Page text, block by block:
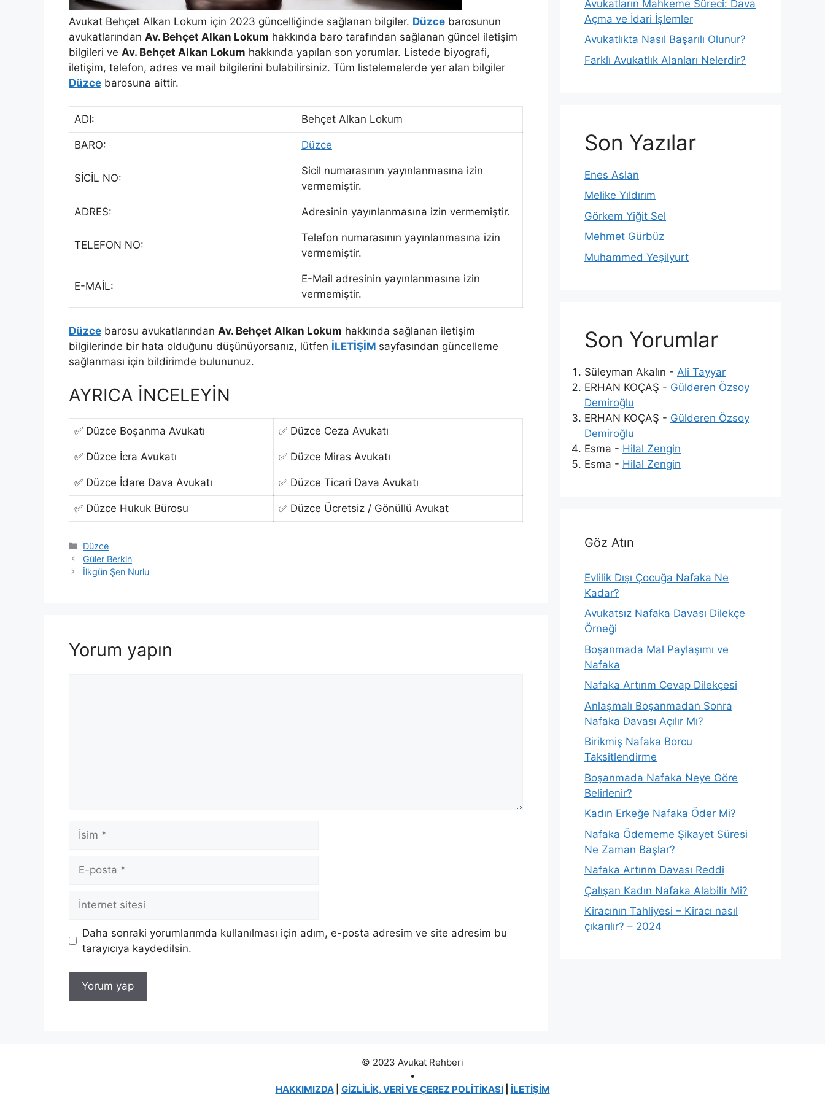
Avukat Behçet Alkan Lokum için 2023 güncelliğinde sağlanan bilgiler. Düzce barosunun
avukatlarından Av. Behçet Alkan Lokum hakkında baro tarafından sağlanan güncel iletişim
bilgileri ve Av. Behçet Alkan Lokum hakkında yapılan son yorumlar. Listede biyografi,
iletişim, telefon, adres ve mail bilgilerini bulabilirsiniz. Tüm listelemelerde yer alan bilgiler
Düzce barosuna aittir.
ADI: Behçet Alkan Lokum
BARO: Düzce
SİCİL NO:
Sicil numarasının yayınlanmasına izin
vermemiştir.
ADRES: Adresinin yayınlanmasına izin vermemiştir.
TELEFON NO:
Telefon numarasının yayınlanmasına izin
vermemiştir.
E-MAİL:
E-Mail adresinin yayınlanmasına izin
vermemiştir.
Düzce barosu avukatlarından Av. Behçet Alkan Lokum hakkında sağlanan iletişim
bilgilerinde bir hata olduğunu düşünüyorsanız, lütfen İLETİŞİM sayfasından güncelleme
sağlanması için bildirimde bulununuz.
AYRICA İNCELEYİN
✅ Düzce Boşanma Avukatı ✅ Düzce Ceza Avukatı
✅ Düzce İcra Avukatı ✅ Düzce Miras Avukatı
✅ Düzce İdare Dava Avukatı ✅ Düzce Ticari Dava Avukatı
✅ Düzce Hukuk Bürosu ✅ Düzce Ücretsiz / Gönüllü Avukat
Kategoriler
Düzce
Güler Berkin
İlkgün Şen Nurlu
Yorum yapın
İsim
posta
İnternet
sitesi
Daha sonraki yorumlarımda kullanılması için adım, e-posta adresim ve site adresim bu
tarayıcıya kaydedilsin.
Avukatların Mahkeme Süreci: Dava
Açma ve İdari İşlemler
Avukatlıkta Nasıl Başarılı Olunur?
Farklı Avukatlık Alanları Nelerdir?
Son Yazılar
Enes Aslan
Melike Yıldırım
Görkem Yiğit Sel
Mehmet Gürbüz
Muhammed Yeşilyurt
Son Yorumlar
Süleyman Akalın - Ali Tayyar
ERHAN KOÇAŞ - Gülderen Özsoy
Demiroğlu
ERHAN KOÇAŞ - Gülderen Özsoy
Demiroğlu
Esma - Hilal Zengin
Esma - Hilal Zengin
Göz Atın
Evlilik Dışı Çocuğa Nafaka Ne
Kadar?
Avukatsız Nafaka Davası Dilekçe
Örneği
Boşanmada Mal Paylaşımı ve
Nafaka
Nafaka Artırım Cevap Dilekçesi
Anlaşmalı Boşanmadan Sonra
Nafaka Davası Açılır Mı?
Birikmiş Nafaka Borcu
Taksitlendirme
Boşanmada Nafaka Neye Göre
Belirlenir?
Kadın Erkeğe Nafaka Öder Mi?
Nafaka Ödememe Şikayet Süresi
Ne Zaman Başlar?
Nafaka Artırım Davası Reddi
Çalışan Kadın Nafaka Alabilir Mi?
Kiracının Tahliyesi – Kiracı nasıl
çıkarılır? – 2024
© 2023 Avukat Rehberi
•
HAKKIMIZDA| GİZLİLİK, VERİ VE ÇEREZ POLİTİKASI| İLETİŞİM